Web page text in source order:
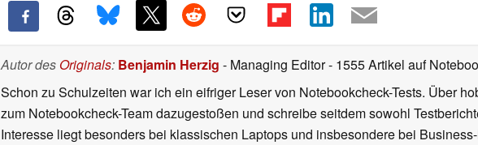
Autor des Originals: Benjamin Herzig - Managing Editor- 1555 Artikel auf
Schon zu Schulzeiten war ich ein eifriger Leser von Notebookcheck-Tests. Über
zum Notebookcheck-Team dazugestoßen und schreibe seitdem sowohl
Interesse liegt besonders bei klassischen Laptops und insbesondere bei